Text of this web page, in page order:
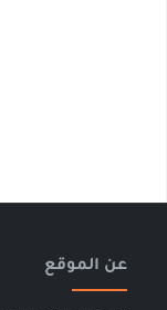
عن الموقع